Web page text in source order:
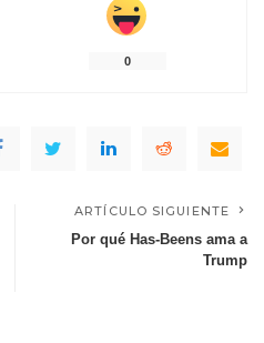
0
ARTÍCULO SIGUIENTE
Por qué Has-Beens ama a
Trump